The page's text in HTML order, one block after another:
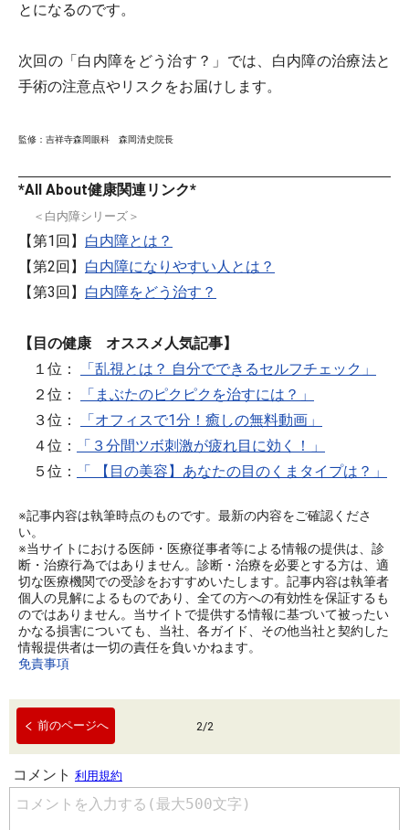
とになるのです。
次回の「白内障をどう治す？」では、白内障の治療法と
手術の注意点やリスクをお届けします。
監修：吉祥寺森岡眼科 森岡清史院長
*All About健康関連リンク*
＜白内障シリーズ＞
【第1回】 白内障とは？
【第2回】 白内障になりやすい人とは？
【第3回】 白内障をどう治す？
【目の健康 オススメ人気記事】
１位：
「乱視とは？ 自分でできるセルフチェック」
２位：
「まぶたのピクピクを治すには？」
３位：
「オフィスで1分！癒しの無料動画」
４位：
「３分間ツボ刺激が疲れ目に効く！」
５位：
「 【目の美容】あなたの目のくまタイプは？」
※記事内容は執筆時点のものです。最新の内容をご確認くださ
い。
※当サイトにおける医師・医療従事者等による情報の提供は、診
断・治療行為ではありません。診断・治療を必要とする方は、適
切な医療機関での受診をおすすめいたします。記事内容は執筆者
個人の見解によるものであり、全ての方への有効性を保証するも
のではありません。当サイトで提供する情報に基づいて被ったい
かなる損害についても、当社、各ガイド、その他当社と契約した
情報提供者は一切の責任を負いかねます。
免責事項
前のページへ 2/2